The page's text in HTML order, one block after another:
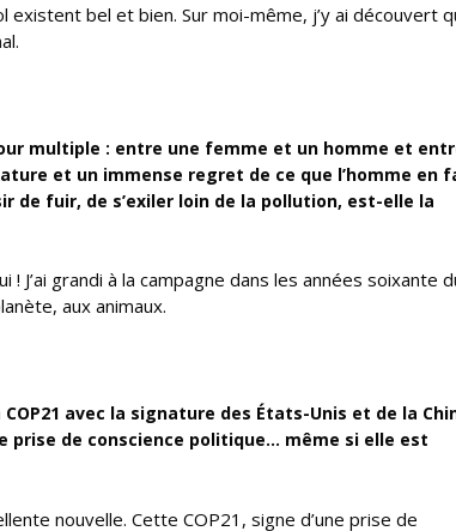
bel et bien. Sur moi-même, j’y ai découvert
multiple : entre une femme et un homme et
et un immense regret de ce que l’homme en
de fuir, de s’exiler loin de la pollution, est-elle la
J’ai grandi à la campagne dans les années soixante
aux animaux.
avec la signature des États-Unis et de la
prise de conscience politique… même si elle est
nouvelle. Cette COP21, signe d’une prise de